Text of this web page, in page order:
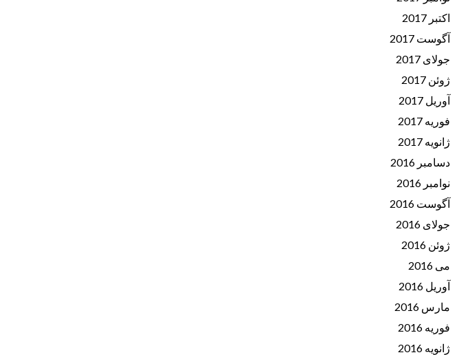
اکتبر 2017
آگوست 2017
جولای 2017
ژوئن 2017
آوریل 2017
فوریه 2017
ژانویه 2017
دسامبر 2016
نوامبر 2016
آگوست 2016
جولای 2016
ژوئن 2016
می 2016
آوریل 2016
مارس 2016
فوریه 2016
ژانویه 2016